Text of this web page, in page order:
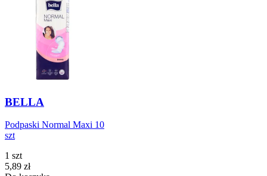
BELLA
Podpaski Normal Maxi 10
szt
1 szt
Cena
5,89 zł